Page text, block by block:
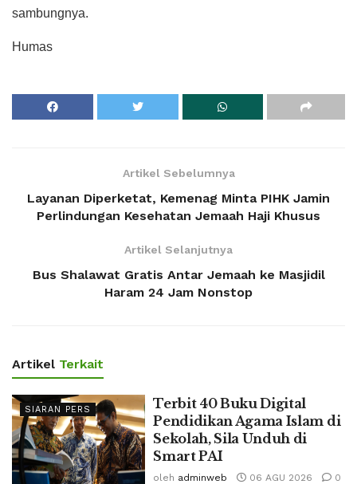
sambungnya.
Humas
Artikel Sebelumnya
Layanan Diperketat, Kemenag Minta PIHK Jamin
Perlindungan Kesehatan Jemaah Haji Khusus
Artikel Selanjutnya
Bus Shalawat Gratis Antar Jemaah ke Masjidil
Haram 24 Jam Nonstop
Artikel Terkait
SIARAN PERS
Terbit 40 Buku Digital
Pendidikan Agama Islam di
Sekolah, Sila Unduh di
Smart PAI
oleh adminweb 06 AGU 2026 0